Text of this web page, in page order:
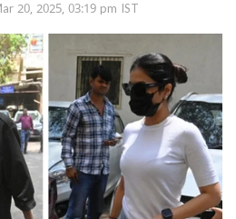
20, 2025, 03:19 pm IST